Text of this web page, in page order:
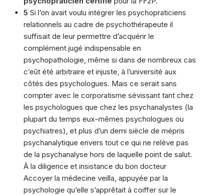
5 Si l’on avait voulu intégrer les psychopraticiens
relationnels au cadre de psychothérapeute il
suffisait de leur permettre d’acquérir le
complément jugé indispensable en
psychopathologie, même si dans de nombreux cas
c’eût été arbitraire et injuste, à l’université aux
côtés des psychologues. Mais ce serait sans
compter avec le corporatisme sévissant tant chez
les psychologues que chez les psychanalystes (la
plupart du temps eux-mêmes psychologues ou
psychiatres), et plus d’un demi siècle de mépris
psychanalytique envers tout ce qui ne relève pas
de la psychanalyse hors de laquelle point de salut.
À la diligence et insistance du bon docteur
Accoyer la médecine veilla, appuyée par la
psychologie qu’elle s’apprêtait à coiffer sur le